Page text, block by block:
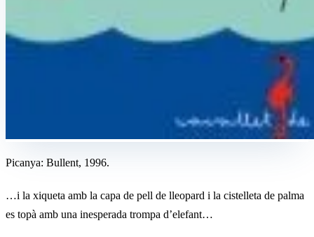
Picanya: Bullent, 1996.
…i la xiqueta amb la capa de pell de lleopard i la cistelleta de palma
es topà amb una inesperada trompa d’elefant…